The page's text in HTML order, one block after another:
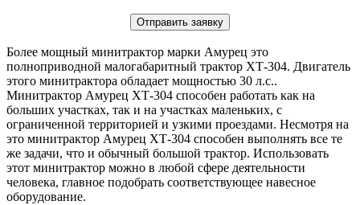
Отправить заявку
Более мощный минитрактор марки Амурец это
полноприводной малогабаритный трактор ХТ-304. Двигатель
этого минитрактора обладает мощностью 30 л.с..
Минитрактор Амурец ХТ-304 способен работать как на
больших участках, так и на участках маленьких, с
ограниченной территорией и узкими проездами. Несмотря на
это минитрактор Амурец ХТ-304 способен выполнять все те
же задачи, что и обычный большой трактор. Использовать
этот минитрактор можно в любой сфере деятельности
человека, главное подобрать соответствующее навесное
оборудование.